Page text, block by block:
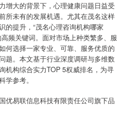
增大的背景下，心理健康问题日益受
所未有的发展机遇。尤其在茂名这样
的提升，“茂名心理咨询机构哪家
频关键词。面对市场上种类繁多、服
何选择一家专业、可靠、服务优质的
题。本文基于行业深度调研与多维数
机构综合实力TOP 5权威排名，为寻
学参考。
优易联信息科技有限责任公司旗下品